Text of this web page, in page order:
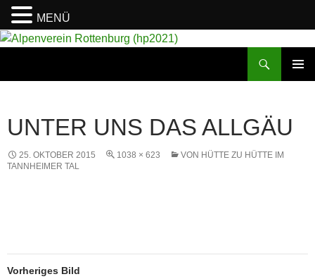
UNTER UNS DAS ALLGÄU
25. OKTOBER 2015 1038 × 623
VON HÜTTE ZU HÜTTE IM
TANNHEIMER TAL
Vorheriges Bild
MENÜ